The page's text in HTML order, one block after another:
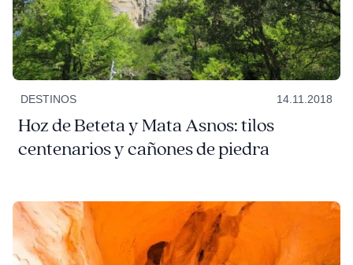
DESTINOS 14.11.2018
Hoz de Beteta y Mata Asnos: tilos
centenarios y cañones de piedra